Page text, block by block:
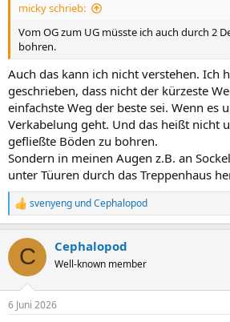
micky schrieb:
Vom OG zum UG müsste ich auch durch 2
bohren.
Auch das kann ich nicht verstehen. Ich
geschrieben, dass nicht der kürzeste
einfachste Weg der beste sei. Wenn es
Verkabelung geht. Und das heißt nicht
gefließte Böden zu bohren.
Sondern in meinen Augen z.B. an
unter Tüuren durch das Treppenhaus
R
e
k
i
e
svenyeng undCephalopod
C Cephalopod
Well-known member
6 Juni 2026